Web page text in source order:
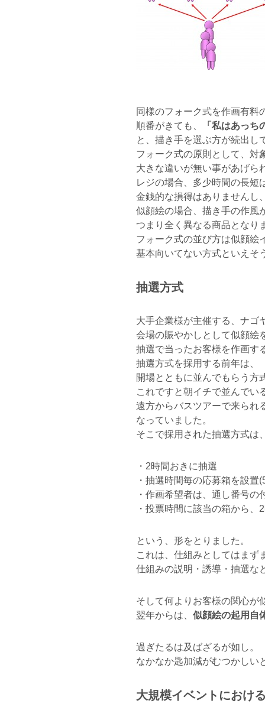
同様のフォーク式を作画有料
順番がきても、
「私はあっ
と、描き手を選ぶ方が続出し
フォーク式の原則として、対
大きな違いが無い事があげら
レジの場合、多少時間の長短
金銭的な損得はありませんし
似顔絵の場合、描き手の作風
つまり全く異なる商品となり
フォーク式の並び方は似顔絵
基本向いてない方式といえそ
抽選方式
大手企業様が主催する、ナゴ
会場の賑やかしとして似顔絵
抽選で当ったお客様を作画す
抽選方式を採用する前年は、
開場とともに並んでもらう方
これですと朝イチで並んでい
遠方からバスツアーで来られ
なっていました。
そこで採用された抽選方式は
・2時間おきに抽選
・抽選時間毎の応募箱を設置
・作画希望者は、通し番号
・投票時間に該当の箱から
という、形をとりました。
これは、仕組みとしてはまず
仕組みの説明・誘導・抽選な
そして何よりお客様の関心が
翌年からは、 似顔絵の起用自
過ぎたるは及ばざるが如し。
なかなか匙加減がむつかしい
大規模イベントにおけ